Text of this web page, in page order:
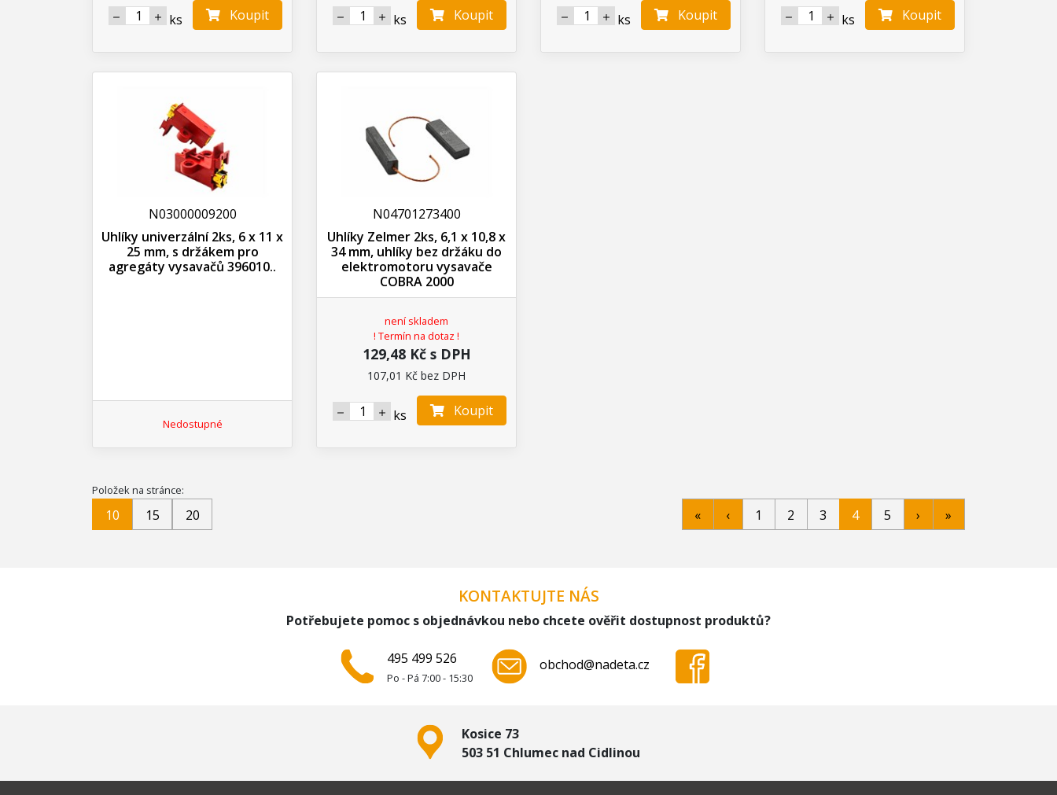
ks Koupit ks Koupit ks Koupit ks Koupit
N03000009200
Uhlíky univerzální 2ks, 6 x 11 x
25 mm, s držákem pro
agregáty vysavačů 396010..
Nedostupné
N04701273400
Uhlíky Zelmer 2ks, 6,1 x 10,8 x
34 mm, uhlíky bez držáku do
elektromotoru vysavače
COBRA 2000
není skladem
! Termín na dotaz !
129,48 Kč s DPH
107,01 Kč bez DPH
ks Koupit
Položek na stránce:
10 15 20 « ‹ 1 2 3 4 5 › »
KONTAKTUJTE NÁS
Potřebujete pomoc s objednávkou nebo chcete ověřit dostupnost produktů?
495 499 526
Po - Pá 7:00 - 15:30
obchod@nadeta.cz
Kosice 73
503 51 Chlumec nad Cidlinou